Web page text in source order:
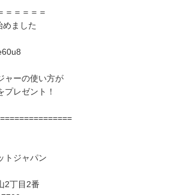
＝＝＝＝＝
めました
ャーの使い方が
プレゼント！
トジャパン
2丁目2番